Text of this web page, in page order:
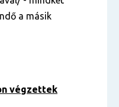
a másik
végzettek